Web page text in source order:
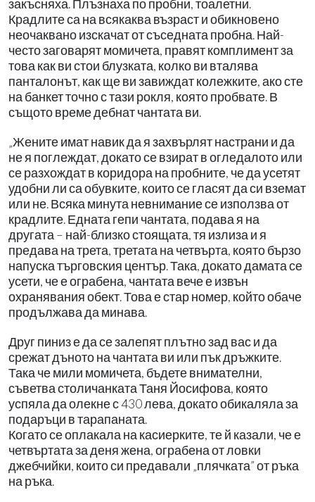
закъсняха. Плъзнаха по пробни, тоалетни.
Крадлите са на всякаква възраст и обикновено
неочаквано изскачат от съседната пробна. Най-
често заговарят момичета, правят комплимент за
това как ви стои блузката, колко ви вталява
панталонът, как ще ви завиждат колежките, ако сте
на банкет точно с тази рокля, която пробвате. В
същото време дебнат чантата ви.
„Жените имат навик да я захвърлят настрани и да
не я поглеждат, докато се взират в огледалото или
се разхождат в коридора на пробните, че да усетят
удобни ли са обувките, които се гласят да си вземат
или не. Всяка минута невнимание се използва от
крадлите. Едната гепи чантата, подава я на
другата – най-близко стоящата, тя излиза и я
предава на трета, третата на четвърта, която бързо
напуска търговския център. Така, докато дамата се
усети, че е ограбена, чантата вече е извън
охранявания обект. Това е стар номер, който обаче
продължава да минава.
Друг пиниз е да се залепят плътно зад вас и да
срежат дъното на чантата ви или пък дръжките.
Така че мили момичета, бъдете внимателни,
съветва столичанката Таня Йосифова, която
успяла да олекне с 430 лева, докато обикаляла за
подаръци в тарапаната.
Когато се оплакала на касиерките, те й казали, че е
четвъртата за деня жена, ограбена от ловки
джебчийки, които си предавали „плячката” от ръка
на ръка.